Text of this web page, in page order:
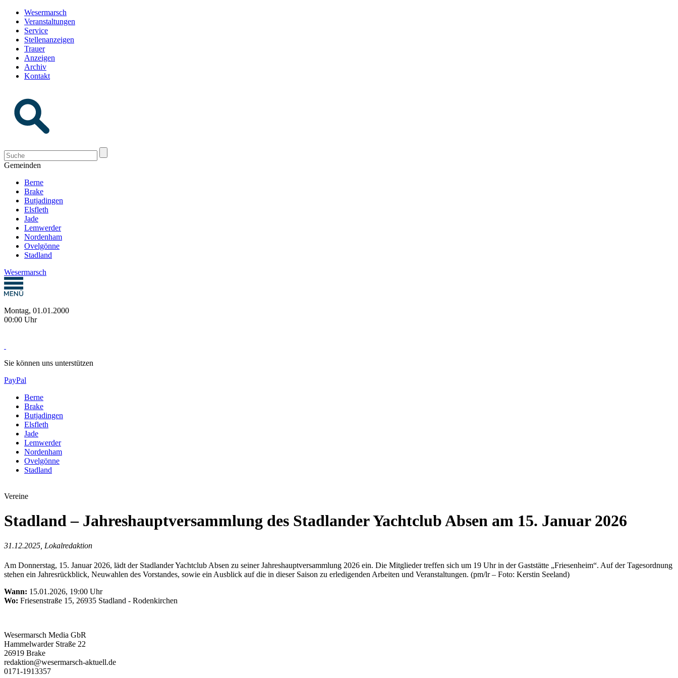
Wesermarsch
Veranstaltungen
Service
Stellenanzeigen
Trauer
Anzeigen
Archiv
Kontakt
Gemeinden
Berne
Brake
Butjadingen
Elsfleth
Jade
Lemwerder
Nordenham
Ovelgönne
Stadland
Wesermarsch
Montag, 01.01.2000
00:00 Uhr
Sie können uns unterstützen
PayPal
Berne
Brake
Butjadingen
Elsfleth
Jade
Lemwerder
Nordenham
Ovelgönne
Stadland
Vereine
Stadland – Jahreshauptversammlung des Stadlander Yachtclub Absen am 15. Januar 2026
31.12.2025, Lokalredaktion
Am Donnerstag, 15. Januar 2026, lädt der Stadlander Yachtclub Absen zu seiner Jahreshauptversammlung 2026 ein. Die Mitglieder treffen sich um 19 Uhr in der Gaststätte „Friesenheim“. Auf der Tagesordnung
stehen ein Jahresrückblick, Neuwahlen des Vorstandes, sowie ein Ausblick auf die in dieser Saison zu erledigenden Arbeiten und Veranstaltungen. (pm/lr – Foto: Kerstin Seeland)
Wann: 15.01.2026, 19:00 Uhr
Wo: Friesenstraße 15, 26935 Stadland - Rodenkirchen
Wesermarsch Media GbR
Hammelwarder Straße 22
26919 Brake
redaktion@wesermarsch-aktuell.de
0171-1913357